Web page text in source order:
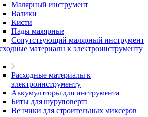
Малярный инструмент
Валики
Кисти
Пады малярные
Сопутствующий малярный инструмент
материалы к электроинструменту
Расходные материалы к
электроинструменту
Аккумуляторы для инструмента
Биты для шуруповерта
Венчики для строительных миксеров